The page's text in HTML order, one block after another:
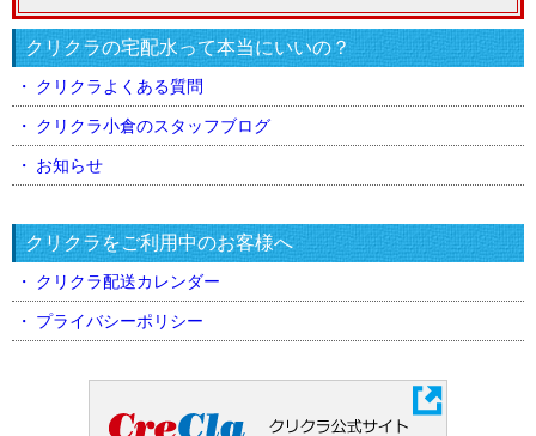
クリクラの宅配水って本当にいいの？
クリクラよくある質問
クリクラ小倉のスタッフブログ
お知らせ
クリクラをご利用中のお客様へ
クリクラ配送カレンダー
プライバシーポリシー